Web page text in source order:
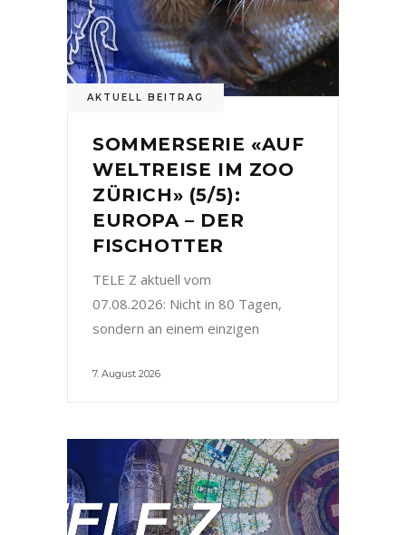
AKTUELL BEITRAG
SOMMERSERIE «AUF
WELTREISE IM ZOO
ZÜRICH» (5/5):
EUROPA – DER
FISCHOTTER
TELE Z aktuell vom
07.08.2026: Nicht in 80 Tagen,
sondern an einem einzigen
7. August 2026